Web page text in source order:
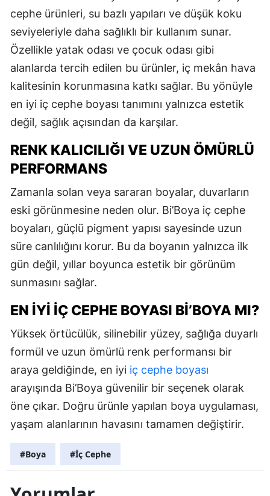
cephe ürünleri, su bazlı yapıları ve düşük koku
seviyeleriyle daha sağlıklı bir kullanım sunar.
Özellikle yatak odası ve çocuk odası gibi
alanlarda tercih edilen bu ürünler, iç mekân hava
kalitesinin korunmasına katkı sağlar. Bu yönüyle
en iyi iç cephe boyası tanımını yalnızca estetik
değil, sağlık açısından da karşılar.
RENK KALICILIĞI VE UZUN ÖMÜRLÜ
PERFORMANS
Zamanla solan veya sararan boyalar, duvarların
eski görünmesine neden olur. Bi’Boya iç cephe
boyaları, güçlü pigment yapısı sayesinde uzun
süre canlılığını korur. Bu da boyanın yalnızca ilk
gün değil, yıllar boyunca estetik bir görünüm
sunmasını sağlar.
EN İYI İÇ CEPHE BOYASI BI’BOYA MI?
Yüksek örtücülük, silinebilir yüzey, sağlığa duyarlı
formül ve uzun ömürlü renk performansı bir
araya geldiğinde, en iyi iç cephe boyası
arayışında Bi’Boya güvenilir bir seçenek olarak
öne çıkar. Doğru ürünle yapılan boya uygulaması,
yaşam alanlarının havasını tamamen değiştirir.
#Boya #İç Cephe